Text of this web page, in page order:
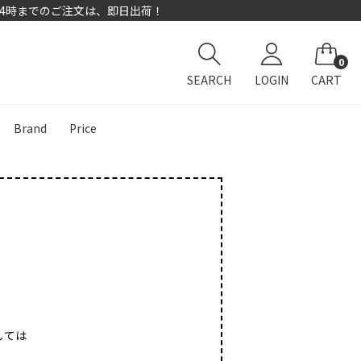
時までのご注文は、即日出荷！
SEARCH LOGIN CART
0
Brand Price
ては